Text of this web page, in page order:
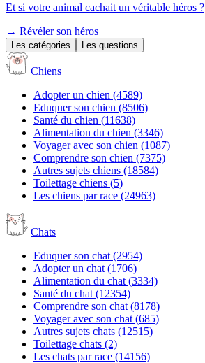
Et si votre animal cachait un véritable héros ?
→ Révéler son héros
Les catégories Les questions
Chiens
Adopter un chien (4589)
Eduquer son chien (8506)
Santé du chien (11638)
Alimentation du chien (3346)
Voyager avec son chien (1087)
Comprendre son chien (7375)
Autres sujets chiens (18584)
Toilettage chiens (5)
Les chiens par race (24963)
Chats
Eduquer son chat (2954)
Adopter un chat (1706)
Alimentation du chat (3334)
Santé du chat (12354)
Comprendre son chat (8178)
Voyager avec son chat (685)
Autres sujets chats (12515)
Toilettage chats (2)
Les chats par race (14156)